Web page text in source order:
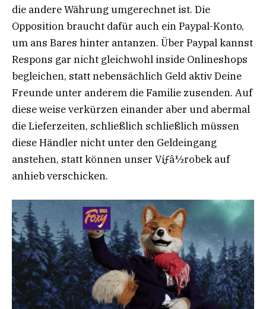
die andere Währung umgerechnet ist. Die
Opposition braucht dafür auch ein Paypal-Konto,
um ans Bares hinter antanzen. Über Paypal kannst
Respons gar nicht gleichwohl inside Onlineshops
begleichen, statt nebensächlich Geld aktiv Deine
Freunde unter anderem die Familie zusenden. Auf
diese weise verkürzen einander aber und abermal
die Lieferzeiten, schließlich schließlich müssen
diese Händler nicht unter den Geldeingang
anstehen, statt können unser Víƒâ½robek auf
anhieb verschicken.